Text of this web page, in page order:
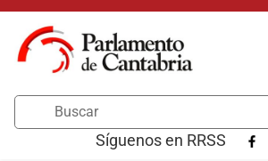
Pasar al contenido principal
Síguenos en RRSS